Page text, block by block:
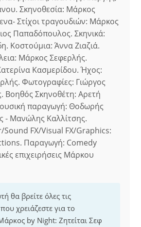
Σκηνοθεσία: Μάρκος
Στίχοι τραγουδιών: Μάρκος
Παπαδόπουλος. Σκηνικά:
Κοστούμια: Άννα Ζιαζιά.
Μάρκος Σεφερλής.
Κασμερίδου. Ήχος:
Φωτογραφίες: Γιώργος
Βοηθός Σκηνοθέτη: Αρετή
παραγωγή: Θοδωρής
- Μανώλης Καλλίτσης.
FX/Visual FX/Graphics:
Παραγωγή: Comedy
επιχειρήσεις Μάρκου
θα βρείτε όλες τις
χρειάζεστε για το
by Night: Ζητείται Σεφ